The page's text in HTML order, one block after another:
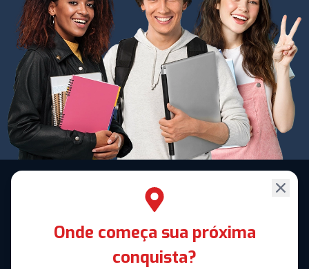
Onde começa sua próxima
conquista?